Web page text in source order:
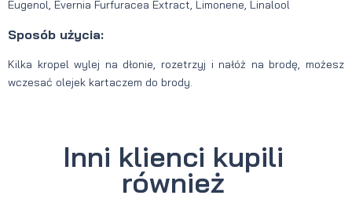
Eugenol, Evernia Furfuracea Extract, Limonene, Linalool
Sposób użycia:
Kilka kropel wylej na dłonie, rozetrzyj i nałóż na brodę, możesz
wczesać olejek kartaczem do brody.
Inni klienci kupili
również